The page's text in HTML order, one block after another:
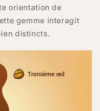
orientation de
gemme interagit
distincts.